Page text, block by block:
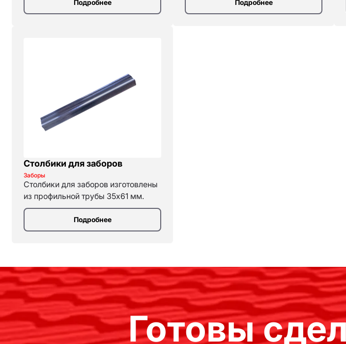
Подробнее Подробнее
Столбики для заборов
Заборы
Столбики для заборов изготовлены
из профильной трубы 35x61 мм.
Подробнее
Готовы